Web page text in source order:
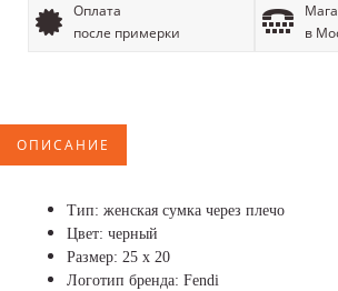
Оплата
после примерки
в
ОПИСАНИЕ
Тип: женская сумка через плечо
Цвет: черный
Размер: 25 х 20
Логотип бренда: Fendi